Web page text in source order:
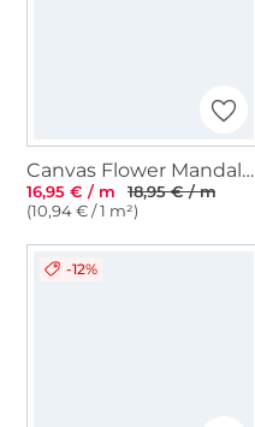
Canvas Flower Mandala, orange
16,95 € / m
18,95 € / m
(10,94 € / 1 m²)
-12%